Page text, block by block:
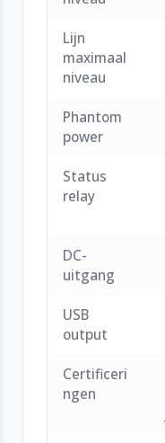
Lijn
maximaal
niveau
Phantom
power
Status
relay
DC-
uitgang
USB
output
Certificeri
ngen